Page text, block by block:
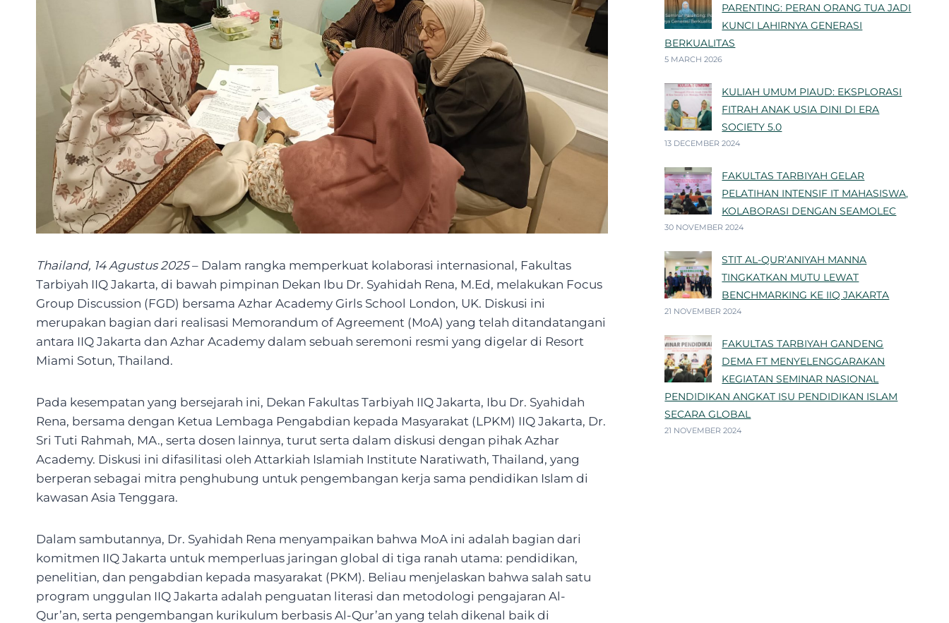
Thailand, 14 Agustus 2025– Dalam rangka memperkuat kolaborasi internasional, Fakultas
Tarbiyah IIQ Jakarta, di bawah pimpinan Dekan Ibu Dr. Syahidah Rena, M.Ed, melakukan Focus
Group Discussion (FGD) bersama Azhar Academy Girls School London, UK. Diskusi ini
merupakan bagian dari realisasi Memorandum of Agreement (MoA) yang telah ditandatangani
antara IIQ Jakarta dan Azhar Academy dalam sebuah seremoni resmi yang digelar di Resort
Miami Sotun, Thailand.
Pada kesempatan yang bersejarah ini, Dekan Fakultas Tarbiyah IIQ Jakarta, Ibu Dr. Syahidah
Rena, bersama dengan Ketua Lembaga Pengabdian kepada Masyarakat (LPKM) IIQ Jakarta, Dr.
Sri Tuti Rahmah, MA., serta dosen lainnya, turut serta dalam diskusi dengan pihak Azhar
Academy. Diskusi ini difasilitasi oleh Attarkiah Islamiah Institute Naratiwath, Thailand, yang
berperan sebagai mitra penghubung untuk pengembangan kerja sama pendidikan Islam di
kawasan Asia Tenggara.
Dalam sambutannya, Dr. Syahidah Rena menyampaikan bahwa MoA ini adalah bagian dari
komitmen IIQ Jakarta untuk memperluas jaringan global di tiga ranah utama: pendidikan,
penelitian, dan pengabdian kepada masyarakat (PKM). Beliau menjelaskan bahwa salah satu
program unggulan IIQ Jakarta adalah penguatan literasi dan metodologi pengajaran Al-
Qur’an, serta pengembangan kurikulum berbasis Al-Qur’an yang telah dikenal baik di
PARENTING: PERAN ORANG TUA JADI
KUNCI LAHIRNYA GENERASI
BERKUALITAS
5 MARCH 2026
KULIAH UMUM PIAUD: EKSPLORASI
FITRAH ANAK USIA DINI DI ERA
SOCIETY 5.0
13 DECEMBER 2024
FAKULTAS TARBIYAH GELAR
PELATIHAN INTENSIF IT MAHASISWA,
KOLABORASI DENGAN SEAMOLEC
30 NOVEMBER 2024
STIT AL-QUR’ANIYAH MANNA
TINGKATKAN MUTU LEWAT
BENCHMARKING KE IIQ JAKARTA
21 NOVEMBER 2024
FAKULTAS TARBIYAH GANDENG
DEMA FT MENYELENGGARAKAN
KEGIATAN SEMINAR NASIONAL
PENDIDIKAN ANGKAT ISU PENDIDIKAN ISLAM
SECARA GLOBAL
21 NOVEMBER 2024